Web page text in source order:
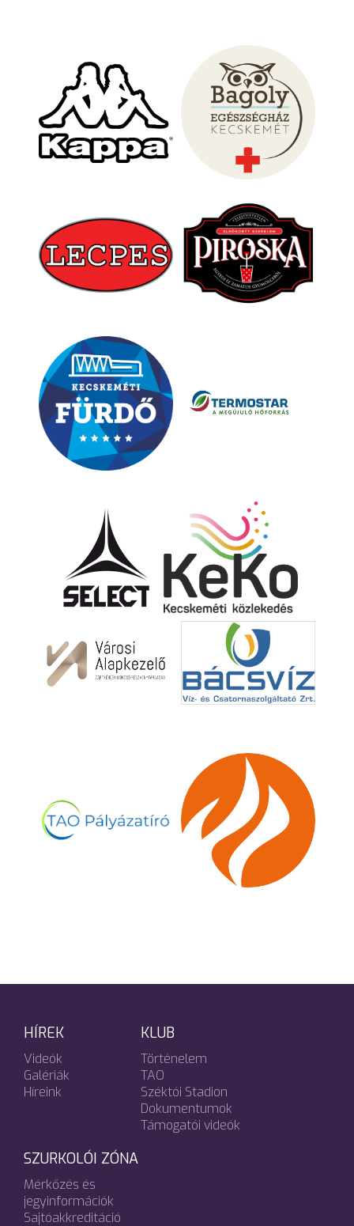
HÍREK
Videók
Galériák
Híreink
KLUB
Történelem
TAO
Széktói Stadion
Dokumentumok
Támogatói videók
SZURKOLÓI ZÓNA
Mérkőzés és
jegyinformációk
Sajtóakkreditáció